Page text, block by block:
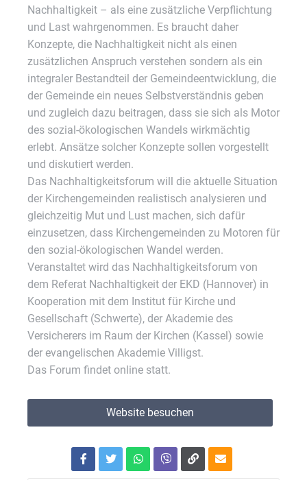
Nachhaltigkeit – als eine zusätzliche Verpflichtung
und Last wahrgenommen. Es braucht daher
Konzepte, die Nachhaltigkeit nicht als einen
zusätzlichen Anspruch verstehen sondern als ein
integraler Bestandteil der Gemeindeentwicklung, die
der Gemeinde ein neues Selbstverständnis geben
und zugleich dazu beitragen, dass sie sich als Motor
des sozial-ökologischen Wandels wirkmächtig
erlebt. Ansätze solcher Konzepte sollen vorgestellt
und diskutiert werden.
Das Nachhaltigkeitsforum will die aktuelle Situation
der Kirchengemeinden realistisch analysieren und
gleichzeitig Mut und Lust machen, sich dafür
einzusetzen, dass Kirchengemeinden zu Motoren für
den sozial-ökologischen Wandel werden.
Veranstaltet wird das Nachhaltigkeitsforum von
dem Referat Nachhaltigkeit der EKD (Hannover) in
Kooperation mit dem Institut für Kirche und
Gesellschaft (Schwerte), der Akademie des
Versicherers im Raum der Kirchen (Kassel) sowie
der evangelischen Akademie Villigst.
Das Forum findet online statt.
Website besuchen